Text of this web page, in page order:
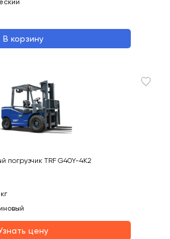
В корзину
погрузчик TRF G40Y-4K2
кг
цену